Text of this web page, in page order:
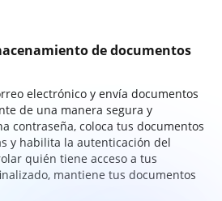
de documentos
electrónico y envía documentos
de una manera segura y
contraseña, coloca tus documentos
y habilita la autenticación del
quién tiene acceso a tus
mantiene tus documentos